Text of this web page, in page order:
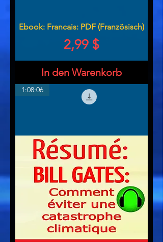
Ebook: Francais: PDF (Französisch)
Preis
2,99 $
In den Warenkorb
1:08:06